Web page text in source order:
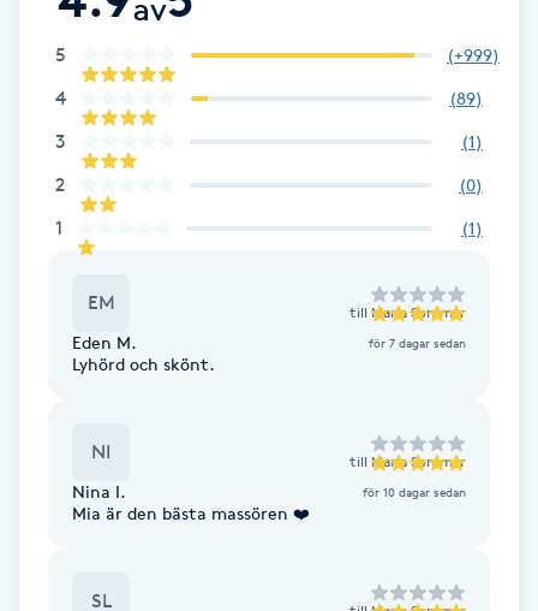
Eyeliner-tatuering
Face framing
Faceliftmassage
Fet hårbotten
Fettreducering
av
5 (+999)
4 (89)
3 (1)
2 (0)
1 (1)
EM till Maria Sommar
Eden M. för 7 dagar sedan
Lyhörd och skönt.
NI till Maria Sommar
Nina I. för 10 dagar sedan
Mia är den bästa massören ❤️
SL